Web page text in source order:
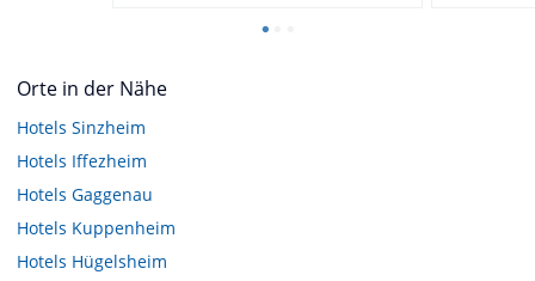
Orte in der Nähe
Hotels Sinzheim
Hotels Iffezheim
Hotels Gaggenau
Hotels Kuppenheim
Hotels Hügelsheim